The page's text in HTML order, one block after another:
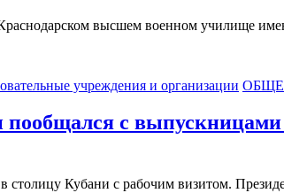
высшем военном училище
учреждения и организации
с выпускницами
в столицу Кубани с рабочим визитом.